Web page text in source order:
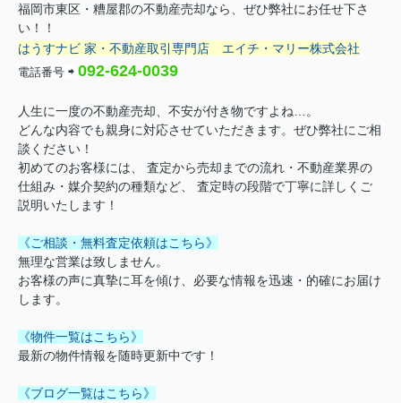
福岡市東区・糟屋郡の不動産売却なら、ぜひ弊社にお任せ下さ
い！！
はうすナビ 家・不動産取引専門店 エイチ・マリー株式会社
電話番号 ⇨ 092-624-0039
人生に一度の不動産売却、不安が付き物ですよね…。
どんな内容でも親身に対応させていただきます。ぜひ弊社にご相
談ください！
初めてのお客様には、 査定から売却までの流れ・不動産業界の
仕組み・媒介契約の種類など、 査定時の段階で丁寧に詳しくご
説明いたします！
《ご相談・無料査定依頼はこちら》
無理な営業は致しません。
お客様の声に真摯に耳を傾け、必要な情報を迅速・的確にお届け
します。
《物件一覧はこちら》
最新の物件情報を随時更新中です！
《ブログ一覧はこちら》